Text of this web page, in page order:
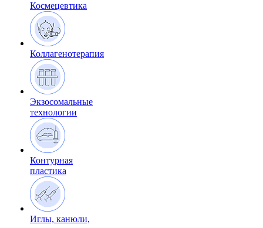
Космецевтика
Коллагенотерапия
Экзосомальные
технологии
Контурная
пластика
Иглы, канюли,